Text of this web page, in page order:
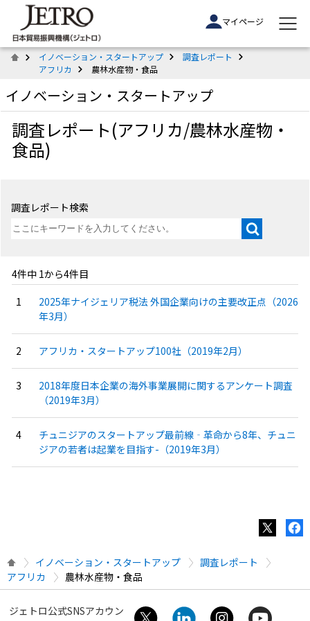
マイページ
イノベーション・スタートアップ
調査レポート
アフリカ
農林水産物・食品
イノベーション・スタートアップ
調査レポート(アフリカ/農林水産物・
食品)
調査レポート検索
4件中 1から4件目
2025年ナイジェリア税法 外国企業向けの主要改正点（2026
年3月）
アフリカ・スタートアップ100社（2019年2月）
2018年度日本企業の海外事業展開に関するアンケート調査
（2019年3月）
チュニジアのスタートアップ最前線‐革命から8年、チュニ
ジアの若者は起業を目指す-（2019年3月）
イノベーション・スタートアップ
調査レポート
アフリカ
農林水産物・食品
ジェトロ公式SNSアカウン